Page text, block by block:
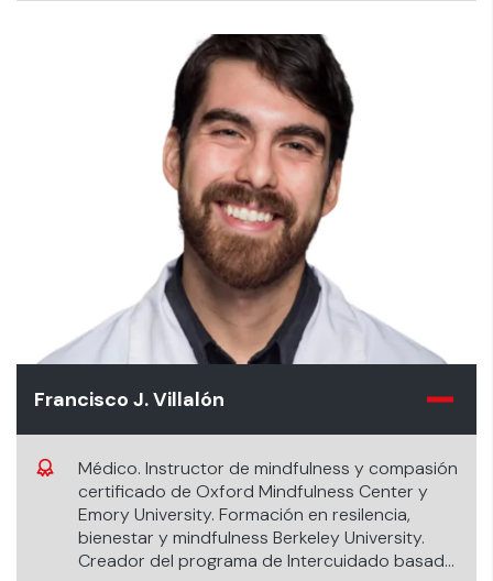
Francisco J. Villalón
Médico. Instructor de mindfulness y compasión
certificado de Oxford Mindfulness Center y
Emory University. Formación en resilencia,
bienestar y mindfulness Berkeley University.
Creador del programa de Intercuidado basado